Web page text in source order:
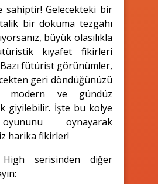
sahiptir! Gelecekteki bir
bir dokuma tezgahı
büyük olasılıkla
kıyafet fikirleri
fütürist görünümler,
geri döndüğünüzü
modern ve gündüz
giyilebilir. İşte bu kolye
oynayarak
harika fikirler!
serisinden diğer